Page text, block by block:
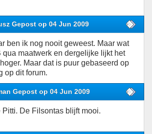
Gepost op 04 Jun 2009
ben ik nog nooit geweest. Maar wat
qua maatwerk en dergelijke lijkt het
Maar dat is puur gebaseerd op
op dit forum.
Gepost op 04 Jun 2009
Pitti. De Filsontas blijft mooi.